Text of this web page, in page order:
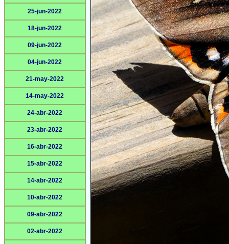
25-jun-2022
18-jun-2022
09-jun-2022
04-jun-2022
21-may-2022
14-may-2022
24-abr-2022
23-abr-2022
16-abr-2022
15-abr-2022
14-abr-2022
10-abr-2022
09-abr-2022
02-abr-2022